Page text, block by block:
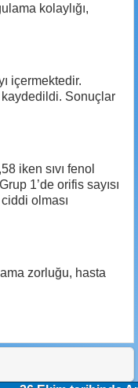
kolaylığı,
içermektedir.
kaydedildi. Sonuçlar
iken sıvı fenol
1’de orifis sayısı
olması
zorluğu, hasta